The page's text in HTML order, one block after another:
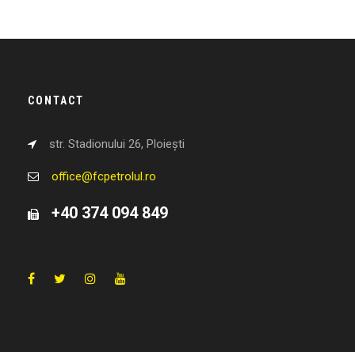
CONTACT
str. Stadionului 26, Ploiești
office@fcpetrolul.ro
+40 374 094 849